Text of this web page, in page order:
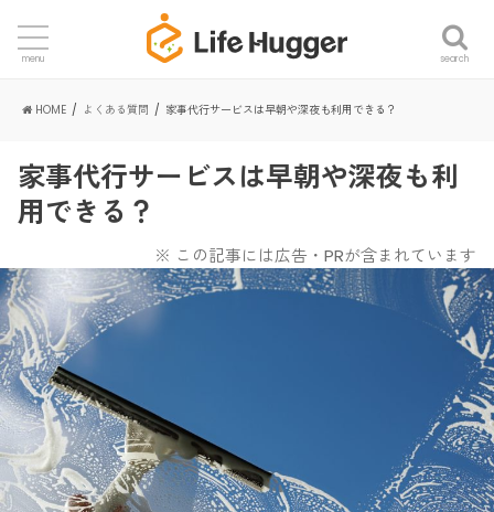
search
menu
HOME よくある質問 家事代行サービスは早朝や深夜も利用できる？
家事代行サービスは早朝や深夜も利
用できる？
※ この記事には広告・PRが含まれています